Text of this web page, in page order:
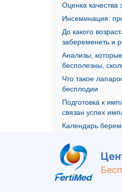
Оценка качества
Инсеминация:
До какого
забеременеть и
Анализы,
бесполезны,
Что такое
бесплодии
Подготовка к
связан успех
Календарь